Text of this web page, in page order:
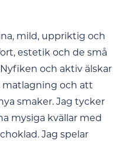
mild, uppriktig och
estetik och de små
och aktiv älskar
matlagning och att
smaker. Jag tycker
mysiga kvällar med
Jag spelar